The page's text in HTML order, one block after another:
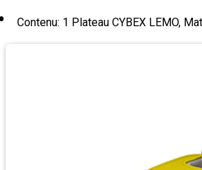
Contenu: 1 Plateau CYBEX LEMO,